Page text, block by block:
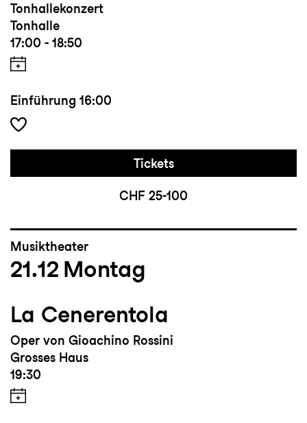
Tonhallekonzert
Tonhalle
17:00 - 18:50
Einführung 16:00
Tickets
CHF 25-100
Musiktheater
21.12 Montag
La Cenerentola
Oper von Gioachino Rossini
Grosses Haus
19:30